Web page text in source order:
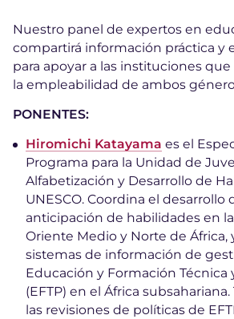
Nuestro panel de expertos en
compartirá información práctica y
para apoyar a las instituciones
la empleabilidad de ambos
PONENTES:
Hiromichi Katayama es el
Programa para la Unidad de
Alfabetización y Desarrollo de
UNESCO. Coordina el desarrollo
anticipación de habilidades en
Oriente Medio y Norte de África,
sistemas de información de
Educación y Formación Técnica
(EFTP) en el África
las revisiones de políticas de